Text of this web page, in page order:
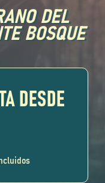
DEL
BOSQUE
DESDE